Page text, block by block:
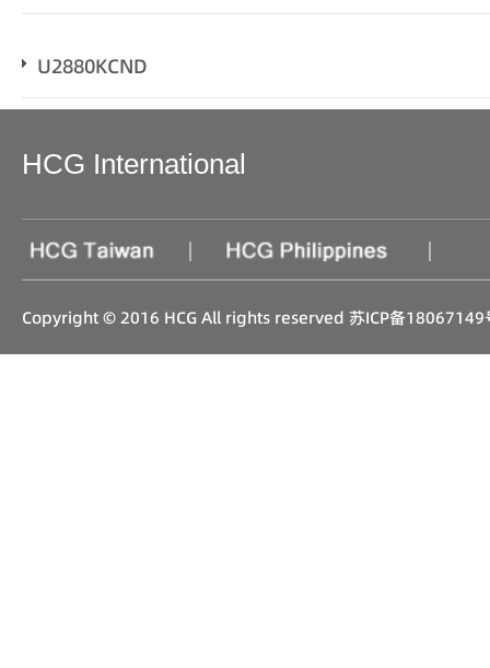
U2880KCND
HCG International
| |
Copyright © 2016 HCG All rights reserved 苏ICP备